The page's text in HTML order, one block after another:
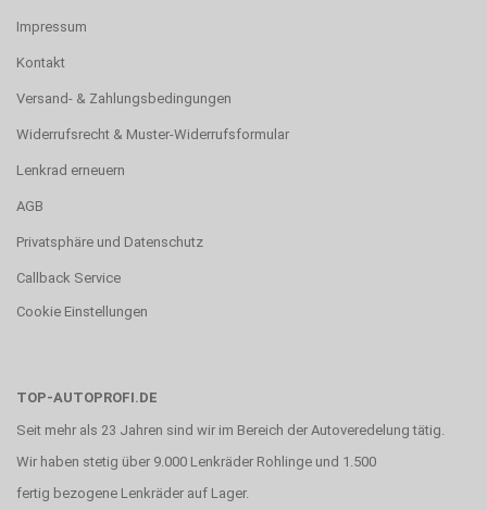
Impressum
Kontakt
Versand- & Zahlungsbedingungen
Widerrufsrecht & Muster-Widerrufsformular
Lenkrad erneuern
AGB
Privatsphäre und Datenschutz
Callback Service
Cookie Einstellungen
TOP-AUTOPROFI.DE
Seit mehr als 23 Jahren sind wir im Bereich der Autoveredelung tätig.
Wir haben stetig über 9.000 Lenkräder Rohlinge und 1.500
fertig bezogene Lenkräder auf Lager.